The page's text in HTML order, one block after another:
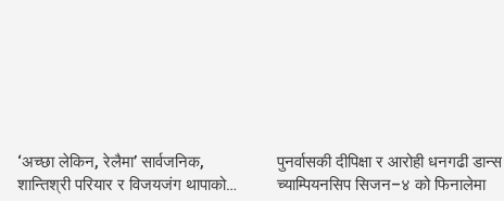
‘अच्छा लेकिन, रेलैमा’ सार्वजनिक,
शान्तिश्री परियार र विजयजंग थापाको…
पुनर्वासकी दीपिक्षा र आरोही धनगढी डान्स
च्याम्पियनसिप सिजन–४ को फिनालेमा